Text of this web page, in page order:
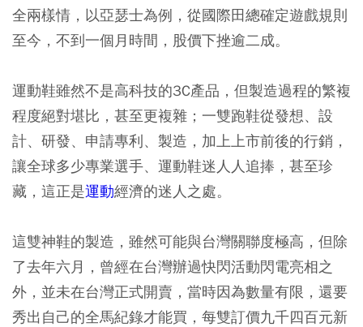
全兩樣情，以亞瑟士為例，從國際田總確定遊戲規則
至今，不到一個月時間，股價下挫逾二成。
運動鞋雖然不是高科技的3C產品，但製造過程的繁複
程度絕對堪比，甚至更複雜；一雙跑鞋從發想、設
計、研發、申請專利、製造，加上上市前後的行銷，
讓全球多少專業選手、運動鞋迷人人追捧，甚至珍
藏，這正是運動經濟的迷人之處。
這雙神鞋的製造，雖然可能與台灣關聯度極高，但除
了去年六月，曾經在台灣辦過快閃活動閃電亮相之
外，並未在台灣正式開賣，當時因為數量有限，還要
秀出自己的全馬紀錄才能買，每雙訂價九千四百元新